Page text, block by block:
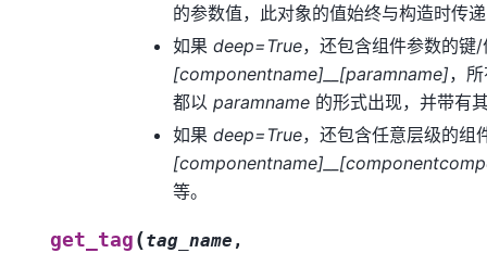
的参数值，此对象的值始终与构造时传
如果 deep=True，还包含组件参数的键
[componentname]__[paramname]，
都以 paramname 的形式出现，并带有
如果 deep=True，还包含任意层级的组
等。
get_tag (tag_name ,